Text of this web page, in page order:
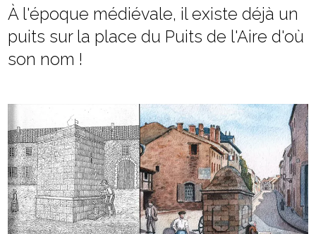
À l'époque médiévale, il existe déjà un
puits sur la place du Puits de l'Aire d'où
son nom !